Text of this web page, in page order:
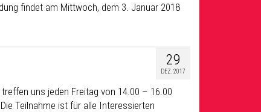
findet am Mittwoch, dem 3. Januar 2018
29
DEZ. 2017
uns jeden Freitag von 14.00 – 16.00
Teilnahme ist für alle Interessierten